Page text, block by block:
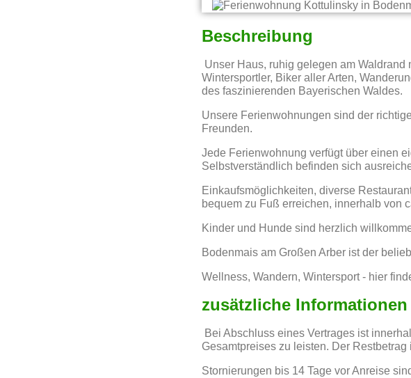
Beschreibung
Unser Haus, ruhig gelegen am
Wintersportler, Biker aller Arten,
des faszinierenden Bayerischen Waldes.
Unsere Ferienwohnungen sind der
Freunden.
Jede Ferienwohnung verfügt über einen
Selbstverständlich befinden sich
Einkaufsmöglichkeiten, diverse
bequem zu Fuß erreichen, innerhalb von
Kinder und Hunde sind herzlich
Bodenmais am Großen Arber ist der
Wellness, Wandern, Wintersport - hier
zusätzliche Informationen
Bei Abschluss eines Vertrages ist
Gesamtpreises zu leisten. Der
Stornierungen bis 14 Tage vor Anreise